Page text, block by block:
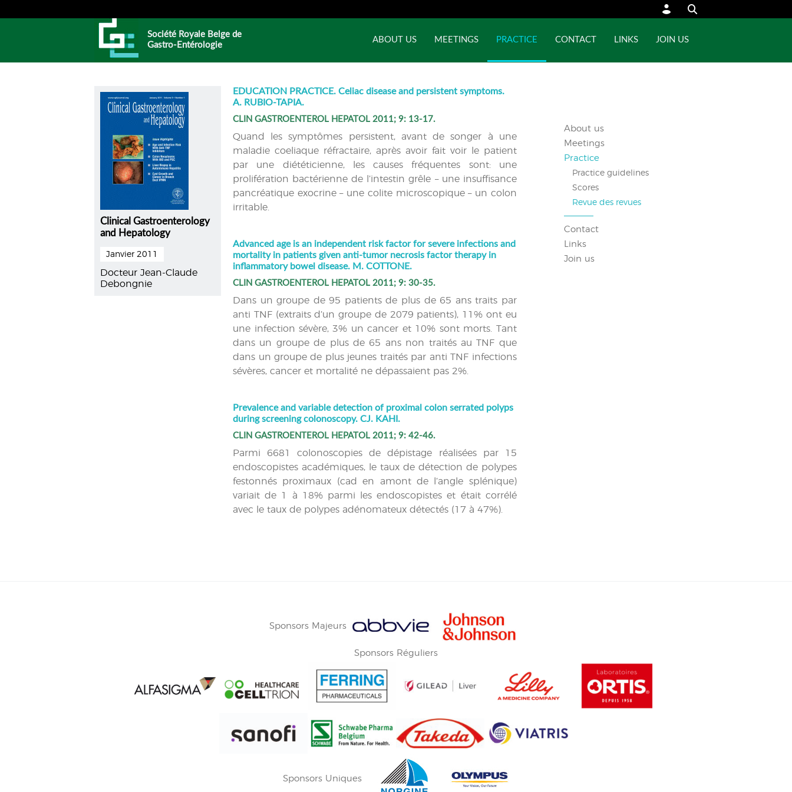
Société Royale Belge de
Gastro-Entérologie
ABOUT US MEETINGS PRACTICE CONTACT LINKS JOIN US
Clinical Gastroenterology
and Hepatology
Janvier 2011
Docteur Jean-Claude
Debongnie
EDUCATION PRACTICE. Celiac disease and persistent symptoms.
A. RUBIO‑TAPIA.
CLIN GASTROENTEROL HEPATOL 2011; 9: 13-17.
Quand les symptômes persistent, avant de songer à une
maladie coeliaque réfractaire, après avoir fait voir le patient
par une diététicienne, les causes fréquentes sont: une
prolifération bactérienne de l’intestin grêle – une insuffisance
pancréatique exocrine – une colite microscopique – un colon
irritable.
Advanced age is an independent risk factor for severe infections and
mortality in patients given anti-tumor necrosis factor therapy in
inflammatory bowel disease. M. COTTONE.
CLIN GASTROENTEROL HEPATOL 2011; 9: 30-35.
Dans un groupe de 95 patients de plus de 65 ans traits par
anti TNF (extraits d’un groupe de 2079 patients), 11% ont eu
une infection sévère, 3% un cancer et 10% sont morts. Tant
dans un groupe de plus de 65 ans non traités au TNF que
dans un groupe de plus jeunes traités par anti TNF infections
sévères, cancer et mortalité ne dépassaient pas 2%.
Prevalence and variable detection of proximal colon serrated polyps
during screening colonoscopy. CJ. KAHI.
CLIN GASTROENTEROL HEPATOL 2011; 9: 42-46.
Parmi 6681 colonoscopies de dépistage réalisées par 15
endoscopistes académiques, le taux de détection de polypes
festonnés proximaux (cad en amont de l’angle splénique)
variait de 1 à 18% parmi les endoscopistes et était corrélé
avec le taux de polypes adénomateux détectés (17 à 47%).
About us
Meetings
Practice
Practice guidelines
Scores
Revue des revues
Contact
Links
Join us
Sponsors Majeurs
Sponsors Réguliers
Sponsors Uniques